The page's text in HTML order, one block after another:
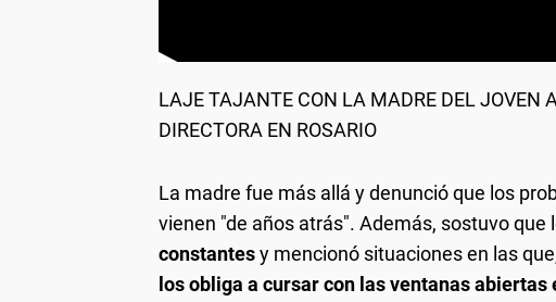
LAJE TAJANTE CON LA MADRE DEL JOVEN
DIRECTORA EN ROSARIO
La madre fue más allá y denunció que los
vienen "de años atrás". Además, sostuvo que
constantesy mencionó situaciones en las
los obliga a cursar con las ventanas